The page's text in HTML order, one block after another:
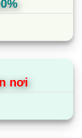
động trực
AI. Vì vậy,
sợi vải đồng
áo.
làm giảm
nơi